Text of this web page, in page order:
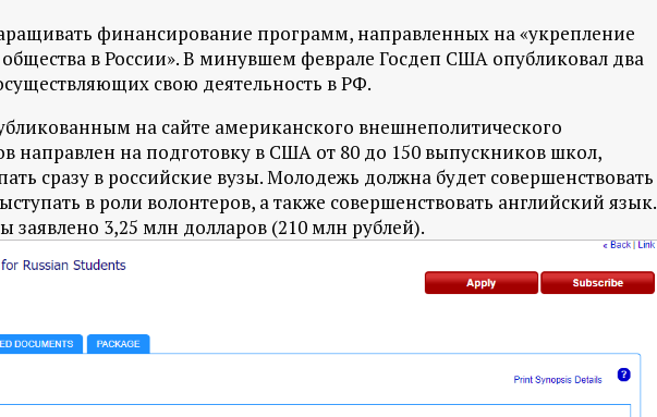
финансирование программ, направленных на «укрепление
в России». В минувшем феврале Госдеп США опубликовал два
свою деятельность в РФ.
на сайте американского внешнеполитического
направлен на подготовку в США от 80 до 150 выпускников школ,
сразу в российские вузы. Молодежь должна будет совершенствовать
в роли волонтеров, а также совершенствовать английский язык.
3,25 млн долларов (210 млн рублей).